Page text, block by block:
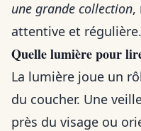
une grande collection,
attentive et régulière.
Quelle lumière pour
La lumière joue un
du coucher. Une
près du visage ou